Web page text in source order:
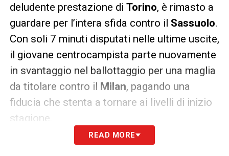
deludente prestazione di Torino, è rimasto a
guardare per l’intera sfida contro il Sassuolo.
Con soli 7 minuti disputati nelle ultime uscite,
il giovane centrocampista parte nuovamente
in svantaggio nel ballottaggio per una maglia
da titolare contro il Milan, pagando una
fiducia che stenta a tornare ai livelli di inizio
stagione.
La speranza Basic nel centrocampo
READ MORE